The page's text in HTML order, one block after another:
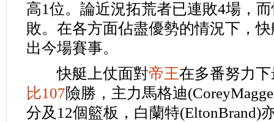
高1位。論近況拓荒者已連敗4場，
敗。在各方面佔盡優勢的情況下，
出今場賽事。
快艇上仗面對帝王在多番努力
比107險勝，主力馬格迪
分及12個籃板，白蘭特(EltonBrand)